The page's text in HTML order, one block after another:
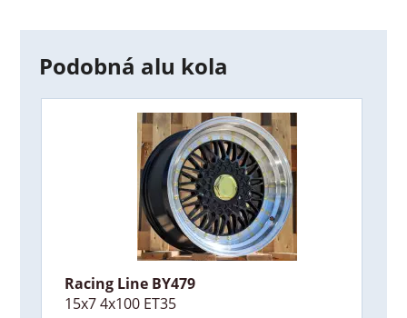
Podobná alu kola
Racing Line BY479
15x7 4x100 ET35